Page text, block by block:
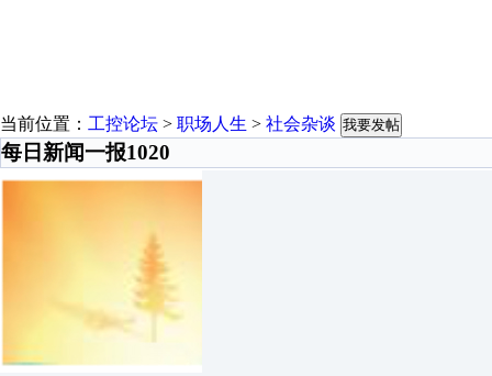
当前位置： 工控论坛 > 职场人生 > 社会杂谈 我要发帖
每日新闻一报1020